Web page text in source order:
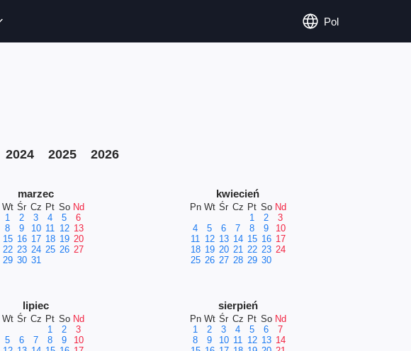
Pol
2024 2025 2026
marzec
Wt Śr Cz Pt So Nd
1
2 3 4 5
6
8 9 10 11 12 13
15 16 17 18 19 20
22 23 24 25 26 27
29 30 31
kwiecień
Pn Wt Śr Cz Pt So Nd
1
2
3
4
5 6 7 8 9
10
11 12 13 14 15 16 17
18 19 20 21 22 23 24
25 26 27 28 29 30
lipiec
Wt Śr Cz Pt So Nd
1
2
3
5 6 7 8 9
10
sierpień
Pn Wt Śr Cz Pt So Nd
1
2 3 4 5 6
7
8
9 10 11 12 13 14